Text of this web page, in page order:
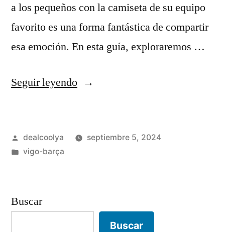
a los pequeños con la camiseta de su equipo
favorito es una forma fantástica de compartir
esa emoción. En esta guía, exploraremos …
Seguir leyendo«Equipación
Barata»
Publicado
por
dealcoolya
septiembre 5, 2024
Publicado
vigo-barça
Buscar
Buscar